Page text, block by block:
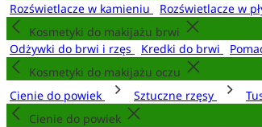
Rozświetlacze w kamieniu
Rozświetlacze w
Kosmetyki do makijażu brwi
Odżywki do brwi i rzęs
Kredki do brwi
Kosmetyki do makijażu oczu
Cienie do powiek
Sztuczne rzęsy
Cienie do powiek